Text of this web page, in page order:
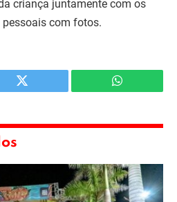
criança juntamente com os
com fotos.
Twitter WhatsApp